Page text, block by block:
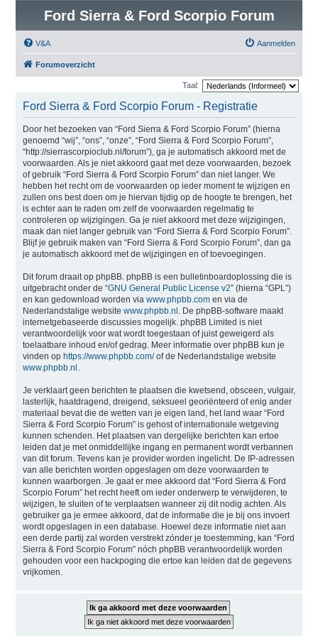
Ford Sierra & Ford Scorpio Forum
V&A Aanmelden
Forumoverzicht
Taal:
Ford Sierra & Ford Scorpio Forum - Registratie
Door het bezoeken van “Ford Sierra & Ford Scorpio Forum” (hierna
genoemd “wij”, “ons”, “onze”, “Ford Sierra & Ford Scorpio Forum”,
“http://sierrascorpioclub.nl/forum”), ga je automatisch akkoord met de
voorwaarden. Als je niet akkoord gaat met deze voorwaarden, bezoek
of gebruik “Ford Sierra & Ford Scorpio Forum” dan niet langer. We
hebben het recht om de voorwaarden op ieder moment te wijzigen en
zullen ons best doen om je hiervan tijdig op de hoogte te brengen, het
is echter aan te raden om zelf de voorwaarden regelmatig te
controleren op wijzigingen. Ga je niet akkoord met deze wijzigingen,
maak dan niet langer gebruik van “Ford Sierra & Ford Scorpio Forum”.
Blijf je gebruik maken van “Ford Sierra & Ford Scorpio Forum”, dan ga
je automatisch akkoord met de wijzigingen en of toevoegingen.
Dit forum draait op phpBB. phpBB is een bulletinboardoplossing die is
uitgebracht onder de “GNU General Public License v2” (hierna “GPL”)
en kan gedownload worden via www.phpbb.comen via de
Nederlandstalige website www.phpbb.nl . De phpBB-software maakt
internetgebaseerde discussies mogelijk. phpBB Limited is niet
verantwoordelijk voor wat wordt toegestaan of juist geweigerd als
toelaatbare inhoud en/of gedrag. Meer informatie over phpBB kun je
vinden op https://www.phpbb.com/of de Nederlandstalige website
www.phpbb.nl .
Je verklaart geen berichten te plaatsen die kwetsend, obsceen, vulgair,
lasterlijk, haatdragend, dreigend, seksueel georiënteerd of enig ander
materiaal bevat die de wetten van je eigen land, het land waar “Ford
Sierra & Ford Scorpio Forum” is gehost of internationale wetgeving
kunnen schenden. Het plaatsen van dergelijke berichten kan ertoe
leiden dat je met onmiddellijke ingang en permanent wordt verbannen
van dit forum. Tevens kan je provider worden ingelicht. De IP-adressen
van alle berichten worden opgeslagen om deze voorwaarden te
kunnen waarborgen. Je gaat er mee akkoord dat “Ford Sierra & Ford
Scorpio Forum” het recht heeft om ieder onderwerp te verwijderen, te
wijzigen, te sluiten of te verplaatsen wanneer zij dit nodig achten. Als
gebruiker ga je ermee akkoord, dat de informatie die je bij ons invoert
wordt opgeslagen in een database. Hoewel deze informatie niet aan
een derde partij zal worden verstrekt zónder je toestemming, kan “Ford
Sierra & Ford Scorpio Forum” nóch phpBB verantwoordelijk worden
gehouden voor een hackpoging die ertoe kan leiden dat de gegevens
vrijkomen.